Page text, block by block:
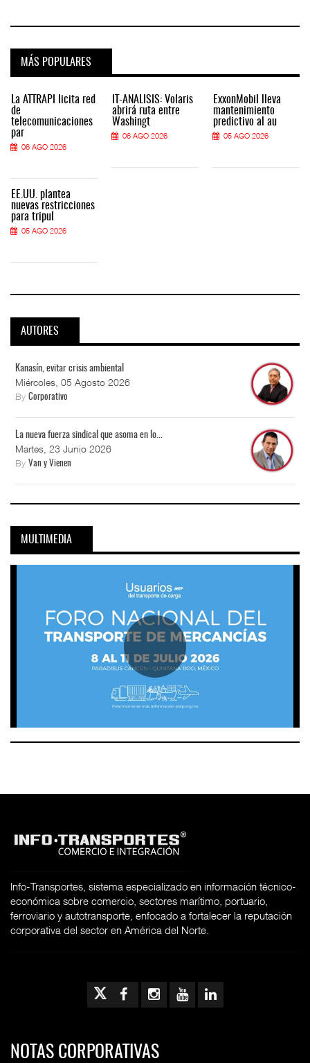
MÁS POPULARES
La ATTRAPI licita red
de
telecomunicaciones
par
06 AGO 2026
EE.UU. plantea
nuevas restricciones
para tripul
05 AGO 2026
IT-ANÁLISIS: Volaris
abrirá ruta entre
Washingt
06 AGO 2026
ExxonMobil lleva
mantenimiento
predictivo al au
05 AGO 2026
AUTORES
Kanasín, evitar crisis ambiental
Miércoles, 05 Agosto 2026
By Corporativo
La nueva fuerza sindical que asoma en lo...
Martes, 23 Junio 2026
By Van y Vienen
MULTIMEDIA
Info-Transportes, sistema especializado en información técnico-
económica sobre comercio, sectores marítimo, portuario,
ferroviario y autotransporte, enfocado a fortalecer la reputación
corporativa del sector en América del Norte.
NOTAS CORPORATIVAS